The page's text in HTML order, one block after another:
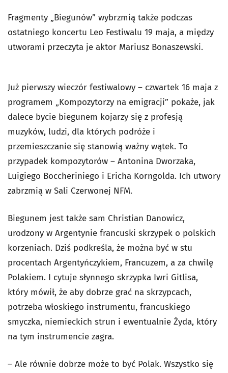
Fragmenty „Biegunów” wybrzmią także podczas
ostatniego koncertu Leo Festiwalu 19 maja, a między
utworami przeczyta je aktor Mariusz Bonaszewski.
Już pierwszy wieczór festiwalowy – czwartek 16 maja z
programem „Kompozytorzy na emigracji” pokaże, jak
dalece bycie biegunem kojarzy się z profesją
muzyków, ludzi, dla których podróże i
przemieszczanie się stanowią ważny wątek. To
przypadek kompozytorów – Antonina Dworzaka,
Luigiego Boccheriniego i Ericha Korngolda. Ich utwory
zabrzmią w Sali Czerwonej NFM.
Biegunem jest także sam Christian Danowicz,
urodzony w Argentynie francuski skrzypek o polskich
korzeniach. Dziś podkreśla, że można być w stu
procentach Argentyńczykiem, Francuzem, a za chwilę
Polakiem. I cytuje słynnego skrzypka Iwri Gitlisa,
który mówił, że aby dobrze grać na skrzypcach,
potrzeba włoskiego instrumentu, francuskiego
smyczka, niemieckich strun i ewentualnie Żyda, który
na tym instrumencie zagra.
– Ale równie dobrze może to być Polak. Wszystko się